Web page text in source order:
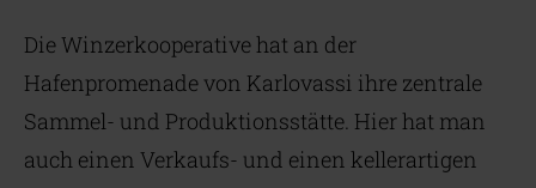
Die Winzerkooperative hat an der
Hafenpromenade von Karlovassi ihre zentrale
Sammel- und Produktionsstätte. Hier hat man
auch einen Verkaufs- und einen kellerartigen